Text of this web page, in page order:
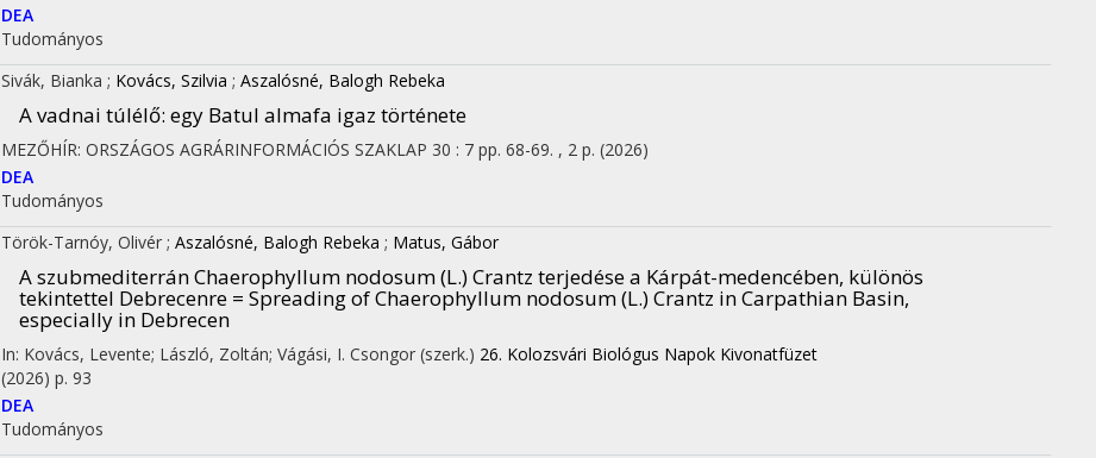
DEA
Tudományos
Sivák, Bianka ; Kovács, Szilvia ; Aszalósné, Balogh Rebeka
A vadnai túlélő: egy Batul almafa igaz története
MEZŐHÍR: ORSZÁGOS AGRÁRINFORMÁCIÓS SZAKLAP 30 : 7 pp. 68-69. , 2 p. (2026)
DEA
Tudományos
Török-Tarnóy, Olivér ; Aszalósné, Balogh Rebeka ; Matus, Gábor
A szubmediterrán Chaerophyllum nodosum (L.) Crantz terjedése a Kárpát-medencében, különös
tekintettel Debrecenre = Spreading of Chaerophyllum nodosum (L.) Crantz in Carpathian Basin,
especially in Debrecen
In: Kovács, Levente; László, Zoltán; Vágási, I. Csongor (szerk.) 26. Kolozsvári Biológus Napok Kivonatfüzet
(2026) p. 93
DEA
Tudományos